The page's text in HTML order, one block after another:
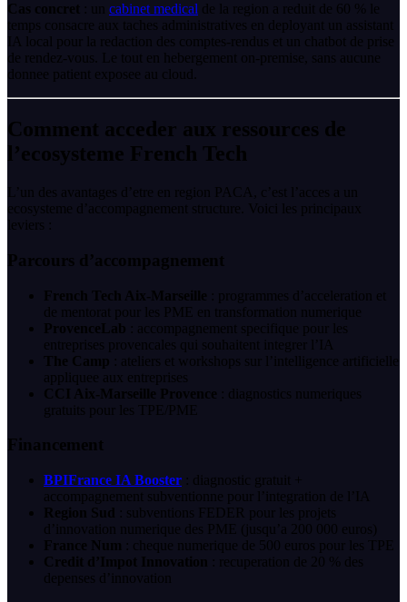
Cas concret : un cabinet medical de la region a reduit de 60 % le
temps consacre aux taches administratives en deployant un assistant
IA local pour la redaction des comptes-rendus et un chatbot de prise
de rendez-vous. Le tout en hebergement on-premise, sans aucune
donnee patient exposee au cloud.
Comment acceder aux ressources de
l’ecosysteme French Tech
L’un des avantages d’etre en region PACA, c’est l’acces a un
ecosysteme d’accompagnement structure. Voici les principaux
leviers :
Parcours d’accompagnement
French Tech Aix-Marseille : programmes d’acceleration et
de mentorat pour les PME en transformation numerique
ProvenceLab : accompagnement specifique pour les
entreprises provencales qui souhaitent integrer l’IA
The Camp : ateliers et workshops sur l’intelligence artificielle
appliquee aux entreprises
CCI Aix-Marseille Provence : diagnostics numeriques
gratuits pour les TPE/PME
Financement
BPIFrance IA Booster : diagnostic gratuit +
accompagnement subventionne pour l’integration de l’IA
Region Sud : subventions FEDER pour les projets
d’innovation numerique des PME (jusqu’a 200 000 euros)
France Num : cheque numerique de 500 euros pour les TPE
Credit d’Impot Innovation : recuperation de 20 % des
depenses d’innovation